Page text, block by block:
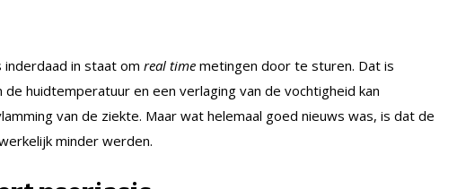
in staat om real time metingen door te sturen. Dat is
huidtemperatuur en een verlaging van de vochtigheid kan
van de ziekte. Maar wat helemaal goed nieuws was, is dat de
minder werden.